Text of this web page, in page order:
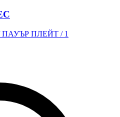
ПАУЪР ПЛЕЙТ / 1